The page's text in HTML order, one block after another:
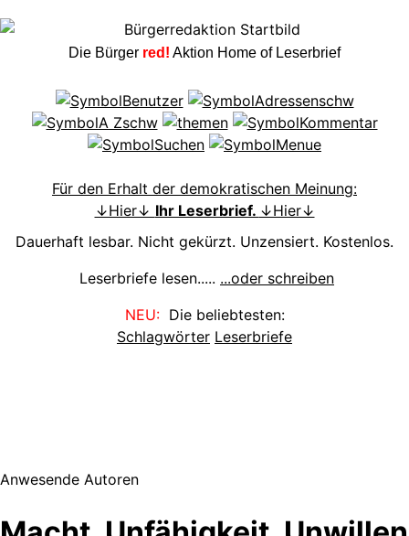
Die Bürger red! Aktion Home of Leserbrief
Für den Erhalt der demokratischen Meinung:
↓Hier↓ Ihr Leserbrief. ↓Hier↓
Dauerhaft lesbar. Nicht gekürzt. Unzensiert. Kostenlos.
Leserbriefe lesen..... ...oder schreiben
NEU:Die beliebtesten:
Schlagwörter Leserbriefe
Anwesende Autoren